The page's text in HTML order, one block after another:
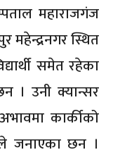
महाराजगंज
महेन्द्रनगर स्थित
समेत रहेका
। उनी क्यान्सर
कार्कीको
जनाएका छन ।